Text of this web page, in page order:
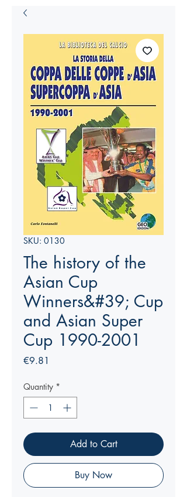
SKU: 0130
The history of the
Asian Cup
Winners&#39; Cup
and Asian Super
Cup 1990-2001
€9.81
Quantity *
Add to Cart
Buy Now